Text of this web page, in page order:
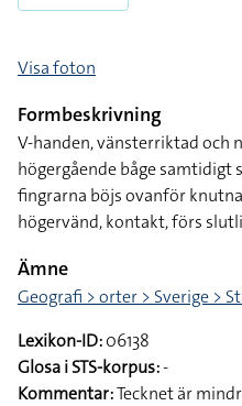
Visa foton
Formbeskrivning
V-handen, vänsterriktad och
högergående båge samtidigt
fingrarna böjs ovanför
högervänd, kontakt, förs
Ämne
Geografi > orter > Sverige >
Lexikon-ID:06138
Glosa i STS-korpus:-
Kommentar:Tecknet är